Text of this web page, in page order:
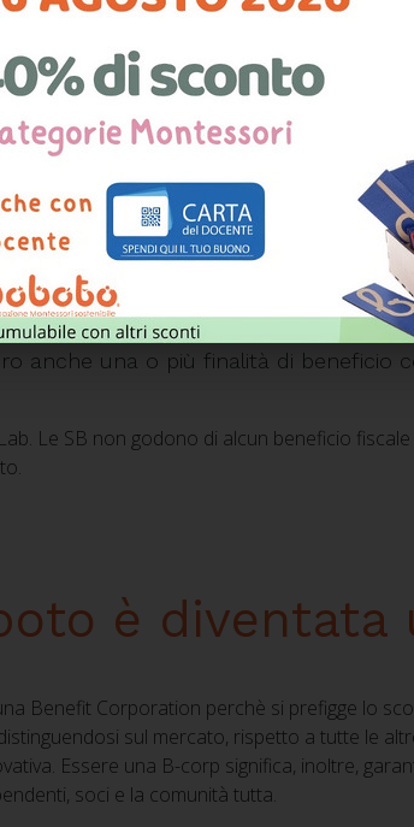
Questo è il payoff delle Benefit
che hanno un doppio scopo e avranno
è destinato a crescere. L’Italia è inoltre
Benefit”, introdotta con la legge 28
nell’esercizio dell’attività
anche una o più finalità di beneficio
Le SB non godono di alcun beneficio
è diventata
Benefit Corporation perchè si prefigge lo
sul mercato, rispetto a tutte le
Essere una B-corp significa, inoltre,
soci e la comunità tutta.